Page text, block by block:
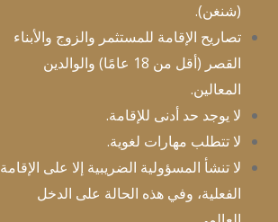
(شنغن).
تصاريح الإقامة للمستثمر والزوج والأبناء
القصر (أقل من 18 عامًا) والوالدين
المعالين.
لا يوجد حد أدنى للإقامة.
لا تتطلب مهارات لغوية.
لا تنشأ المسؤولية الضريبية إلا على الإقامة
الفعلية، وفي هذه الحالة على الدخل